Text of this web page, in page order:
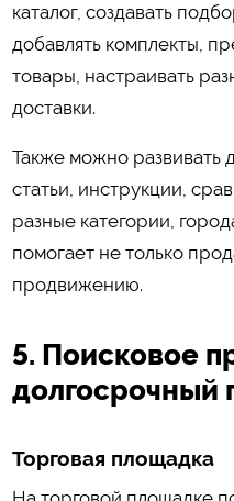
каталог, создавать
добавлять комплекты,
товары, настраивать
доставки.
Также можно развивать
статьи, инструкции,
разные категории,
помогает не только
продвижению.
5. Поисковое
долгосрочный
Торговая площадка